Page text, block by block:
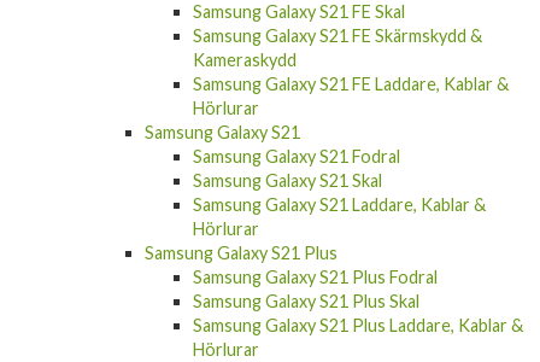
Samsung Galaxy S21 FE Skal
Samsung Galaxy S21 FE Skärmskydd &
Kameraskydd
Samsung Galaxy S21 FE Laddare, Kablar &
Hörlurar
Samsung Galaxy S21
Samsung Galaxy S21 Fodral
Samsung Galaxy S21 Skal
Samsung Galaxy S21 Laddare, Kablar &
Hörlurar
Samsung Galaxy S21 Plus
Samsung Galaxy S21 Plus Fodral
Samsung Galaxy S21 Plus Skal
Samsung Galaxy S21 Plus Laddare, Kablar &
Hörlurar